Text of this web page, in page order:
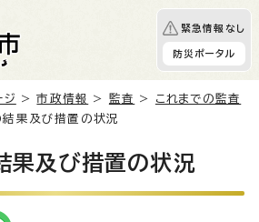
緊急情報なし
防災ポータル
ジ >市政情報 > 監査 > これまでの監査
果及び措置の状況
果及び措置の状況